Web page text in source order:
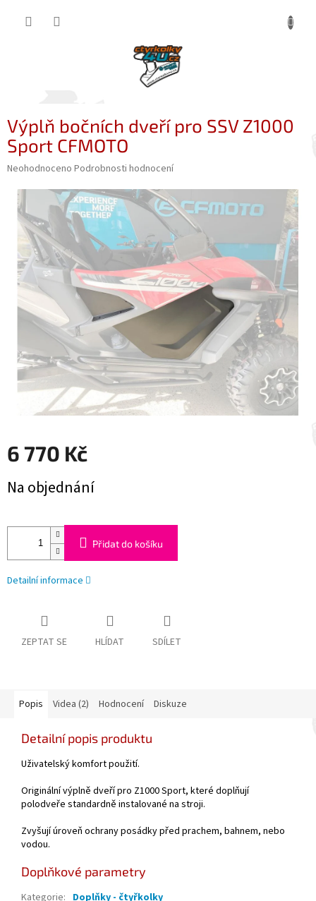
Výplň bočních dveří pro SSV Z1000
Sport CFMOTO
Průměrné
produktu
0,0
hvězdiček.
Neohodnoceno Podrobnosti hodnocení
6 770 Kč
cena:
Na objednání
Přidat do košíku
Detailní informace
ZEPTAT SE HLÍDAT SDÍLET
Popis Videa (2) Hodnocení Diskuze
Detailní popis produktu
Uživatelský komfort použití.
Originální výplně dveří pro Z1000 Sport, které doplňují
polodveře standardně instalované na stroji.
Zvyšují úroveň ochrany posádky před prachem, bahnem, nebo
vodou.
Doplňkové parametry
Kategorie: Doplňky - čtyřkolky